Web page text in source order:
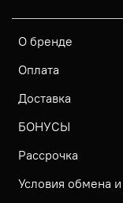
О бренде
Оплата
Доставка
БОНУСЫ
Рассрочка
Условия обмена и